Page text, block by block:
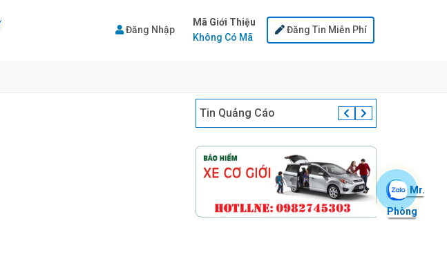
Đăng Nhập
Mã Giới Thiệu
Không Có Mã
Đăng Tin Miễn Phí
Tin Quảng Cáo
Mr.
Phòng